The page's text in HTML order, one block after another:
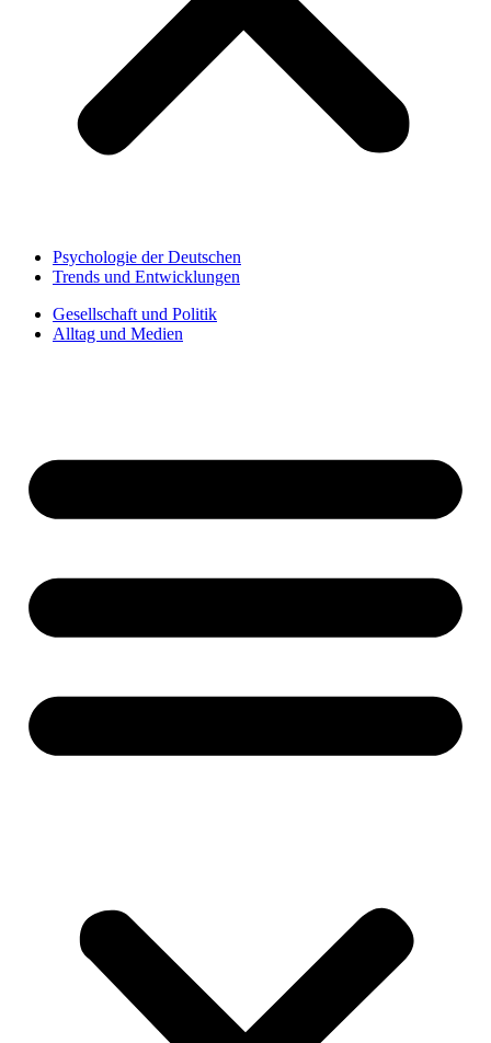
Psychologie der Deutschen
Trends und Entwicklungen
Gesellschaft und Politik
Alltag und Medien